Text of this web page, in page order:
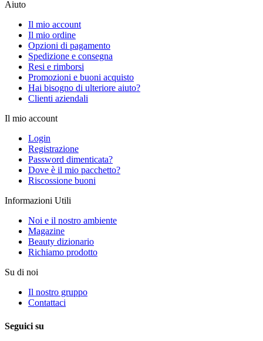
Aiuto
Il mio account
Il mio ordine
Opzioni di pagamento
Spedizione e consegna
Resi e rimborsi
Promozioni e buoni acquisto
Hai bisogno di ulteriore aiuto?
Clienti aziendali
Il mio account
Login
Registrazione
Password dimenticata?
Dove è il mio pacchetto?
Riscossione buoni
Informazioni Utili
Noi e il nostro ambiente
Magazine
Beauty dizionario
Richiamo prodotto
Su di noi
Il nostro gruppo
Contattaci
Seguici su